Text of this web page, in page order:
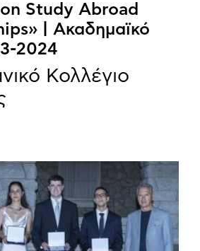
Study Abroad
| Ακαδημαϊκό
2024
Κολλέγιο